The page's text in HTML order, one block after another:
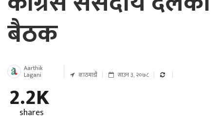
बैठक
Aarthik
Lagani काठमाडौं साउन ३, २०७८
2.2K
shares